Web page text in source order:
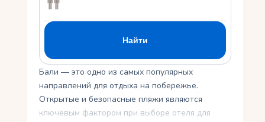
Бали — это одно из самых популярных
направлений для отдыха на побережье.
Открытые и безопасные пляжи являются
ключевым фактором при выборе отеля для